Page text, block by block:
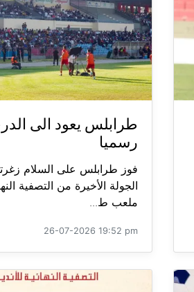
طرابلس يعود الى
رسميا
الجولة الأخيرة من التصفية
ملعب ط...
26-07-2026 19:52 pm